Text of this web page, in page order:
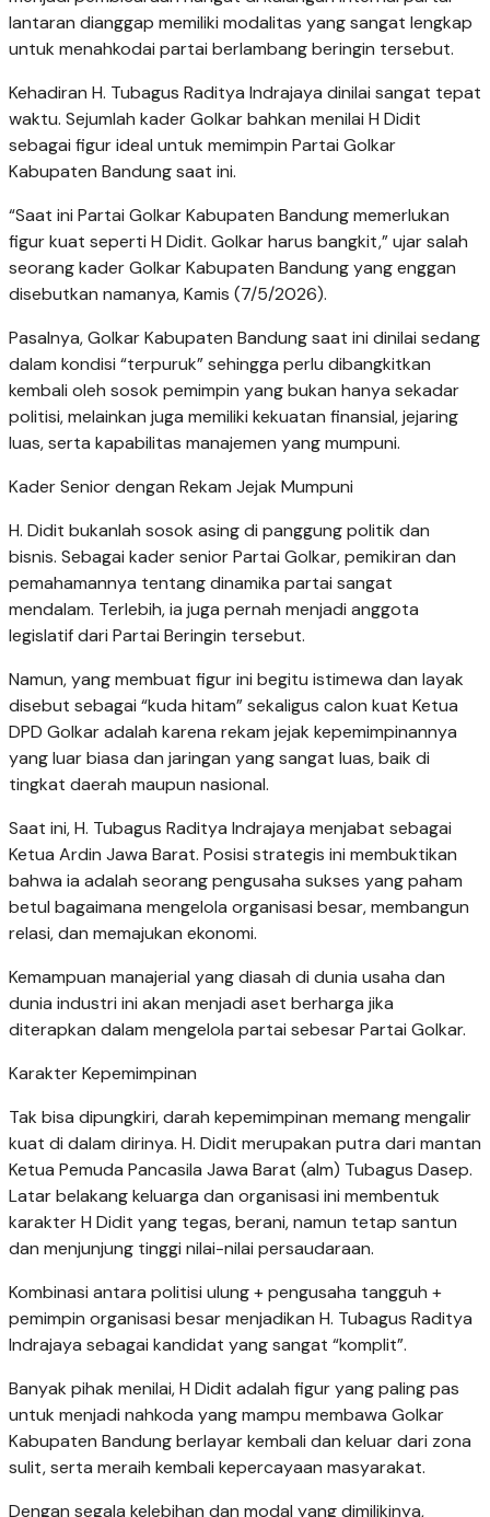
lantaran dianggap memiliki modalitas yang sangat lengkap
untuk menahkodai partai berlambang beringin tersebut.
Kehadiran H. Tubagus Raditya Indrajaya dinilai sangat tepat
waktu. Sejumlah kader Golkar bahkan menilai H Didit
sebagai figur ideal untuk memimpin Partai Golkar
Kabupaten Bandung saat ini.
“Saat ini Partai Golkar Kabupaten Bandung memerlukan
figur kuat seperti H Didit. Golkar harus bangkit,” ujar salah
seorang kader Golkar Kabupaten Bandung yang enggan
disebutkan namanya, Kamis (7/5/2026).
Pasalnya, Golkar Kabupaten Bandung saat ini dinilai sedang
dalam kondisi “terpuruk” sehingga perlu dibangkitkan
kembali oleh sosok pemimpin yang bukan hanya sekadar
politisi, melainkan juga memiliki kekuatan finansial, jejaring
luas, serta kapabilitas manajemen yang mumpuni.
Kader Senior dengan Rekam Jejak Mumpuni
H. Didit bukanlah sosok asing di panggung politik dan
bisnis. Sebagai kader senior Partai Golkar, pemikiran dan
pemahamannya tentang dinamika partai sangat
mendalam. Terlebih, ia juga pernah menjadi anggota
legislatif dari Partai Beringin tersebut.
Namun, yang membuat figur ini begitu istimewa dan layak
disebut sebagai “kuda hitam” sekaligus calon kuat Ketua
DPD Golkar adalah karena rekam jejak kepemimpinannya
yang luar biasa dan jaringan yang sangat luas, baik di
tingkat daerah maupun nasional.
Saat ini, H. Tubagus Raditya Indrajaya menjabat sebagai
Ketua Ardin Jawa Barat. Posisi strategis ini membuktikan
bahwa ia adalah seorang pengusaha sukses yang paham
betul bagaimana mengelola organisasi besar, membangun
relasi, dan memajukan ekonomi.
Kemampuan manajerial yang diasah di dunia usaha dan
dunia industri ini akan menjadi aset berharga jika
diterapkan dalam mengelola partai sebesar Partai Golkar.
Karakter Kepemimpinan
Tak bisa dipungkiri, darah kepemimpinan memang mengalir
kuat di dalam dirinya. H. Didit merupakan putra dari mantan
Ketua Pemuda Pancasila Jawa Barat (alm) Tubagus Dasep.
Latar belakang keluarga dan organisasi ini membentuk
karakter H Didit yang tegas, berani, namun tetap santun
dan menjunjung tinggi nilai-nilai persaudaraan.
Kombinasi antara politisi ulung + pengusaha tangguh +
pemimpin organisasi besar menjadikan H. Tubagus Raditya
Indrajaya sebagai kandidat yang sangat “komplit”.
Banyak pihak menilai, H Didit adalah figur yang paling pas
untuk menjadi nahkoda yang mampu membawa Golkar
Kabupaten Bandung berlayar kembali dan keluar dari zona
sulit, serta meraih kembali kepercayaan masyarakat.
Dengan segala kelebihan dan modal yang dimilikinya,